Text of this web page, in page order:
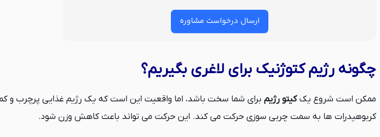
ارسال درخواست مشاوره
چگونه رژیم کتوژنیک برای لاغری بگیریم؟
ممکن است شروع یککیتو رژیم برای شما سخت باشد، اما واقعیت این است که یک رژیم غذایی پرچرب و
کربوهیدرات ها به سمت چربی سوزی حرکت می کند. این حرکت می تواند باعث کاهش وزن شود.